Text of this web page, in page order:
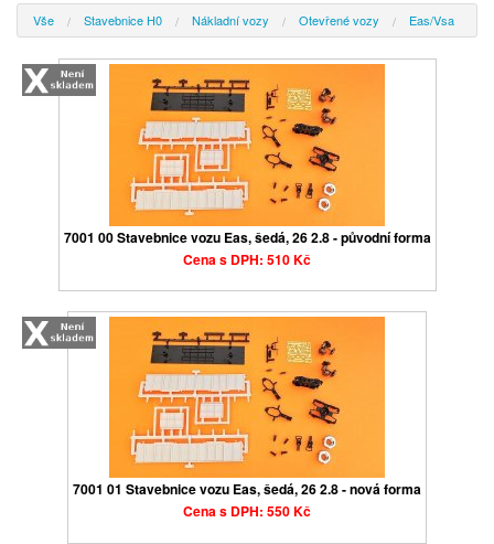
Vše Stavebnice H0 Nákladní vozy Otevřené vozy Eas/Vsa
7001 00 Stavebnice vozu Eas, šedá, 26 2.8 - původní forma
Cena s DPH: 510 Kč
7001 01 Stavebnice vozu Eas, šedá, 26 2.8 - nová forma
Cena s DPH: 550 Kč